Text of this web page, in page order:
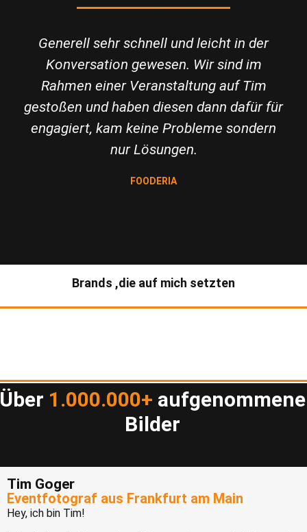
Generell sehr schnell und leicht in der
Konversation gewesen. Wir sind im
Rahmen einer Veranstaltung auf Tim
gestoßen und haben diesen dann dafür für
engagiert, kam keine Probleme sondern
nur Lösungen.
FOODERIA
Brands ,die auf mich setzten
1.000.000+ aufgenommene
Bilder
Tim Goger
Eventfotograf aus Frankfurt am Main
Hey, ich bin Tim!